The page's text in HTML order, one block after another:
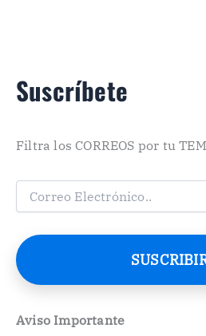
Suscríbete
Filtra los CORREOS por tu
C
e
o
e
Aviso Importante